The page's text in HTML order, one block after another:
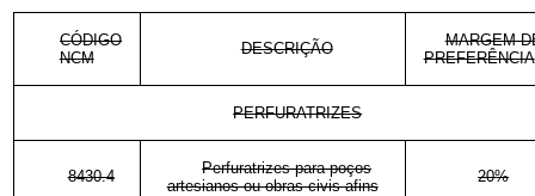
CÓDIGO
NCM
DESCRIÇÃO
MARGEM
PREFERÊNCIA
PERFURATRIZES
8430.4
Perfuratrizes para poços
artesianos ou obras civis afins
20%